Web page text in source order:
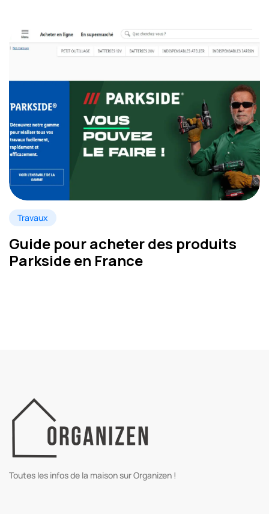
Travaux
Guide pour acheter des produits
Parkside en France
Toutes les infos de la maison sur Organizen !